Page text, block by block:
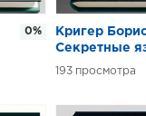
0%
Кригер
Секретные
растений
193